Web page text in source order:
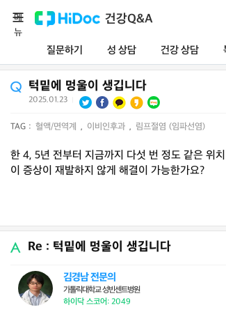
건강Q&A
질문하기 성 상담 건강 상담
메
뉴
턱밑에 멍울이 생깁니다
2025.01.23
TAG : 혈액/면역계 , 이비인후과 , 림프절염 (임파선염)
한 4, 5년 전부터 지금까지 다섯 번 정도 같은 위
이 증상이 재발하지 않게 해결이 가능한가요?
Re : 턱밑에 멍울이 생깁니다
김경남 전문의
가톨릭대학교 성빈센트병원
하이닥 스코어: 2049